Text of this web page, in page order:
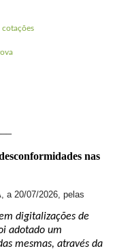
nas
a 20/07/2026, pelas
digitalizações de
adotado um
mesmas, através da